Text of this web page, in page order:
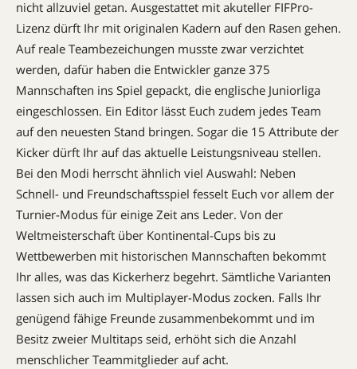
nicht allzuviel getan. Ausgestattet mit akuteller FIFPro-
Lizenz dürft Ihr mit originalen Ka­dern auf den Rasen gehen.
Auf reale Team­be­zeichungen musste zwar verzichtet
werden, dafür haben die Entwickler ganze 375
Mannschaften ins Spiel gepackt, die englische Juniorliga
eingeschlossen. Ein Editor lässt Euch zudem jedes Team
auf den neuesten Stand bringen. Sogar die 15 Attribute der
Kicker dürft Ihr auf das aktuelle Leistungsniveau stellen.
Bei den Modi herrscht ähnlich viel Auswahl: Neben
Schnell- und Freund­schafts­­spiel fesselt Euch vor allem der
Turnier-Modus für einige Zeit ans Leder. Von der
Weltmeisterschaft über Kontinental-Cups bis zu
Wettbewerben mit historischen Mannschaften bekommt
Ihr alles, was das Kickerherz begehrt. Sämtliche Varianten
lassen sich auch im Multiplayer-Modus zocken. Falls Ihr
genügend fähige Freunde zusammenbekommt und im
Besitz zweier Multitaps seid, erhöht sich die Anzahl
menschlicher Teammitglieder auf acht.